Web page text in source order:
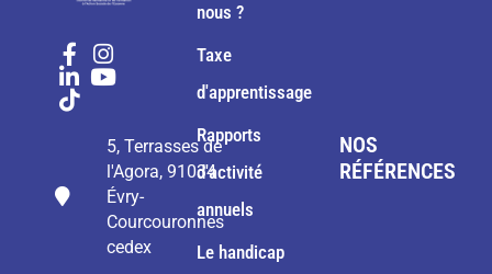
5, Terrasses de
l'Agora, 91034
Évry-
Courcouronnes
cedex
nous ?
Taxe
d'apprentissage
Rapports
d'activité
annuels
Le handicap
NOS
RÉFÉRENCES